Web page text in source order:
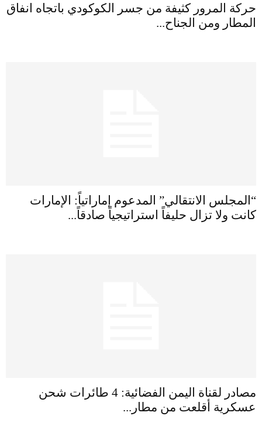
حركة المرور كثيفة من جسر الكوكودي باتجاه انفاق
المطار ومن الجناح...
“المجلس الانتقالي” المدعوم إماراتياً: الإمارات
كانت ولا تزال حليفاً استراتيجياً صادقاً...
مصادر لقناة اليمن الفضائية: 4 طائرات شحن
عسكرية أقلعت من مطار...